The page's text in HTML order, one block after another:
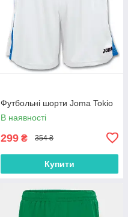
Футбольні шорти Joma Tokio
В наявності
299 ₴ 354 ₴
Купити